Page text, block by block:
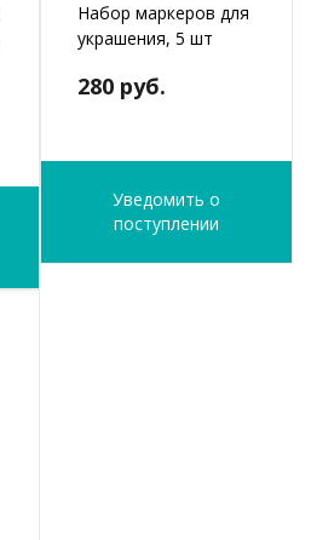
Набор маркеров для
украшения, 5 шт
280 руб.
Уведомить о
поступлении